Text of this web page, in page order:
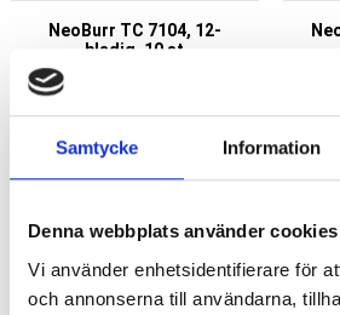
Samtycke Information
Denna webbplats använder cookies
Vi använder enhetsidentifierare för
och annonserna till användarna,
NeoBurr TC 7104, 12-
bladig, 10 st